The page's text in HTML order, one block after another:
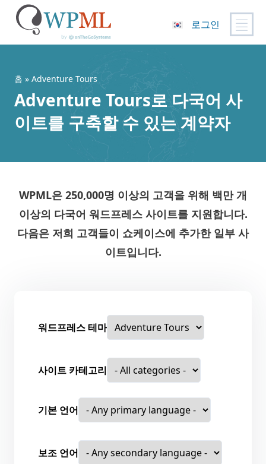
로그인
홈 » Adventure Tours
Adventure Tours로 다국어 사
이트를 구축할 수 있는 계약자
WPML은 250,000명 이상의 고객을 위해 백만 개
이상의 다국어 워드프레스 사이트를 지원합니다.
다음은 저희 고객들이 쇼케이스에 추가한 일부 사
이트입니다.
워드프레스 테마
사이트 카테고리
기본 언어
보조 언어